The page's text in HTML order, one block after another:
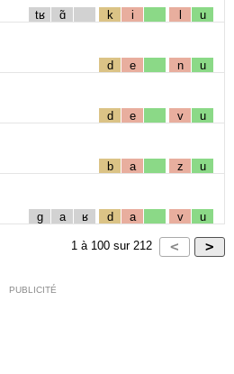
tʁ ɑ̃ k i l u
d e n u
d e v u
b a z u
g a ʁ d a v u
1 à 100 sur 212
PUBLICITÉ